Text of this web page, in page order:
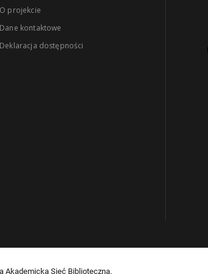
O projekcie
Dane kontaktowe
Deklaracja dostępności
Akademicką Sieć Biblioteczną.